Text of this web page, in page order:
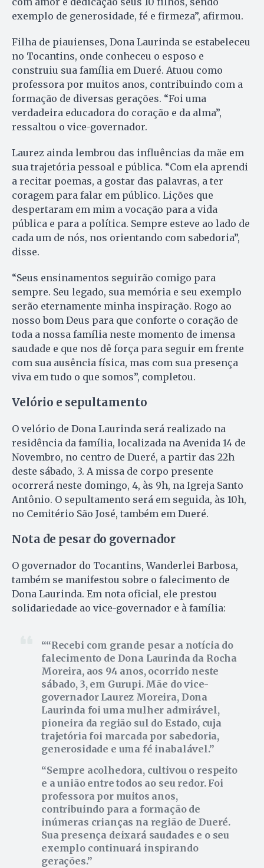
exemplo de generosidade, fé e firmeza”, afirmou.
Filha de piauienses, Dona Laurinda se estabeleceu
no Tocantins, onde conheceu o esposo e
construiu sua família em Dueré. Atuou como
professora por muitos anos, contribuindo com a
formação de diversas gerações. “Foi uma
verdadeira educadora do coração e da alma”,
ressaltou o vice-governador.
Laurez ainda lembrou das influências da mãe em
sua trajetória pessoal e pública. “Com ela aprendi
a recitar poemas, a gostar das palavras, a ter
coragem para falar em público. Lições que
despertaram em mim a vocação para a vida
pública e para a política. Sempre esteve ao lado de
cada um de nós, nos orientando com sabedoria”,
disse.
“Seus ensinamentos seguirão comigo para
sempre. Seu legado, sua memória e seu exemplo
serão eternamente minha inspiração. Rogo ao
nosso bom Deus para que conforte o coração de
toda a nossa família neste momento de imensa
saudade e que nos dê força para seguir em frente
com sua ausência física, mas com sua presença
viva em tudo o que somos”, completou.
Velório e sepultamento
O velório de Dona Laurinda será realizado na
residência da família, localizada na Avenida 14 de
Novembro, no centro de Dueré, a partir das 22h
deste sábado, 3. A missa de corpo presente
ocorrerá neste domingo, 4, às 9h, na Igreja Santo
Antônio. O sepultamento será em seguida, às 10h,
no Cemitério São José, também em Dueré.
Nota de pesar do governador
O governador do Tocantins, Wanderlei Barbosa,
também se manifestou sobre o falecimento de
Dona Laurinda. Em nota oficial, ele prestou
solidariedade ao vice-governador e à família:
“Recebi com grande pesar a notícia do
falecimento de Dona Laurinda da Rocha
Moreira, aos 94 anos, ocorrido neste
sábado, 3, em Gurupi. Mãe do vice-
governador Laurez Moreira, Dona
Laurinda foi uma mulher admirável,
pioneira da região sul do Estado, cuja
trajetória foi marcada por sabedoria,
generosidade e uma fé inabalável.
Sempre acolhedora, cultivou o respeito
e a união entre todos ao seu redor. Foi
professora por muitos anos,
contribuindo para a formação de
inúmeras crianças na região de Dueré.
Sua presença deixará saudades e o seu
exemplo continuará inspirando
gerações.